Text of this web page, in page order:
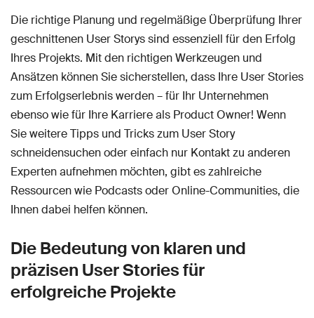
Die richtige Planung und regelmäßige Überprüfung Ihrer
geschnittenen User Storys sind essenziell für den Erfolg
Ihres Projekts. Mit den richtigen Werkzeugen und
Ansätzen können Sie sicherstellen, dass Ihre User Stories
zum Erfolgserlebnis werden – für Ihr Unternehmen
ebenso wie für Ihre Karriere als Product Owner! Wenn
Sie weitere Tipps und Tricks zum User Story
schneidensuchen oder einfach nur Kontakt zu anderen
Experten aufnehmen möchten, gibt es zahlreiche
Ressourcen wie Podcasts oder Online-Communities, die
Ihnen dabei helfen können.
Die Bedeutung von klaren und
präzisen User Stories für
erfolgreiche Projekte